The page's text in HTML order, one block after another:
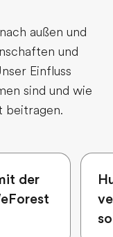
außen und
und
Einfluss
sind und wie
beitragen.
der